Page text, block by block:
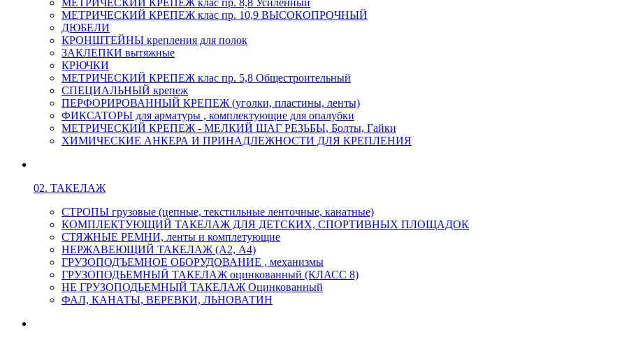
МЕТРИЧЕСКИЙ КРЕПЕЖ клас пр. 8,8 Усиленный
МЕТРИЧЕСКИЙ КРЕПЕЖ клас пр. 10,9 ВЫСОКОПРОЧНЫЙ
ДЮБЕЛИ
КРОНШТЕЙНЫ крепления для полок
ЗАКЛЕПКИ вытяжные
КРЮЧКИ
МЕТРИЧЕСКИЙ КРЕПЕЖ клас пр. 5,8 Общестроительный
СПЕЦИАЛЬНЫЙ крепеж
ПЕРФОРИРОВАННЫЙ КРЕПЕЖ (уголки, пластины, ленты)
ФИКСАТОРЫ для арматуры , комплектующие для опалубки
МЕТРИЧЕСКИЙ КРЕПЕЖ - МЕЛКИЙ ШАГ РЕЗЬБЫ, Болты, Гайки
ХИМИЧЕСКИЕ АНКЕРА И ПРИНАДЛЕЖНОСТИ ДЛЯ КРЕПЛЕНИЯ
02. ТАКЕЛАЖ
СТРОПЫ грузовые (цепные, текстильные ленточные, канатные)
КОМПЛЕКТУЮЩИЙ ТАКЕЛАЖ ДЛЯ ДЕТСКИХ, СПОРТИВНЫХ ПЛОЩАДОК
СТЯЖНЫЕ РЕМНИ, ленты и комплетующие
НЕРЖАВЕЮЩИЙ ТАКЕЛАЖ (А2, А4)
ГРУЗОПОДЪЕМНОЕ ОБОРУДОВАНИЕ , механизмы
ГРУЗОПОДЬЕМНЫЙ ТАКЕЛАЖ оцинкованный (КЛАСС 8)
НЕ ГРУЗОПОДЬЕМНЫЙ ТАКЕЛАЖ Оцинкованный
ФАЛ, КАНАТЫ, ВЕРЕВКИ, ЛЬНОВАТИН